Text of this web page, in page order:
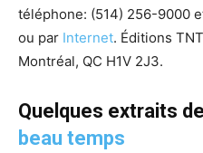
téléphone: (514) 256-9000
ou par Internet. Éditions
Montréal, QC H1V 2J3.
Quelques extraits de
beau temps